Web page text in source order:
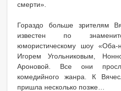
смерти».
Гораздо больше зрителям
известен по
юмористическому шоу
Игорем Угольниковым,
Ароновой. Все они
комедийного жанра. К
пришла несколько позже…